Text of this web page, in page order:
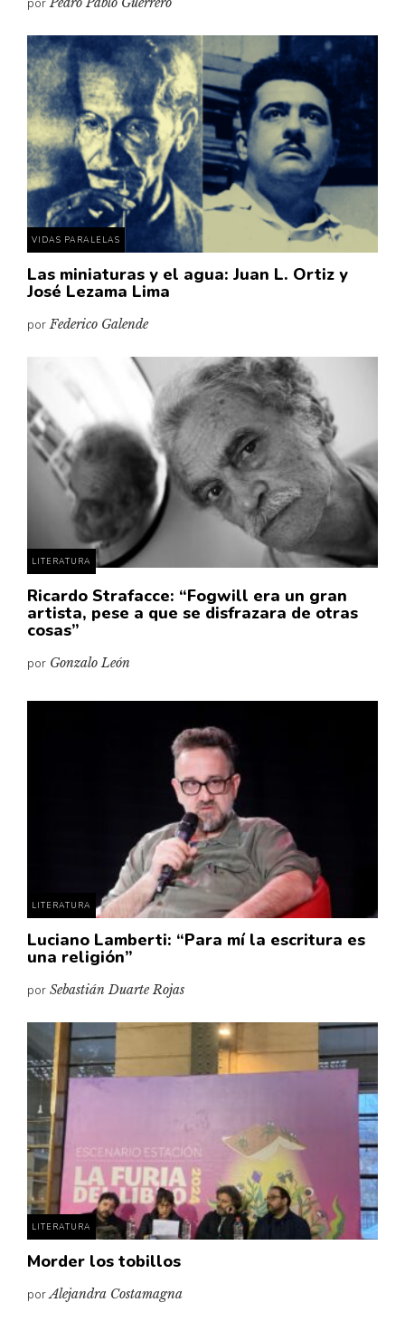
VIDAS PARALELAS
Las miniaturas y el agua: Juan L. Ortiz y
José Lezama Lima
porFederico Galende
LITERATURA
Ricardo Strafacce: “Fogwill era un gran
artista, pese a que se disfrazara de otras
cosas”
por Gonzalo León
LITERATURA
Luciano Lamberti: “Para mí la escritura es
una religión”
por Sebastián Duarte Rojas
LITERATURA
Morder los tobillos
porAlejandra Costamagna